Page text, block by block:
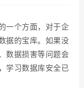
一个方面，对于企
据的宝库。如果没
数据损害等问题会
学习数据库安全已